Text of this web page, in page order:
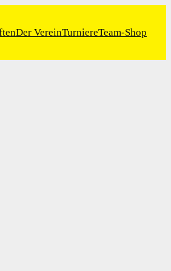
Der VereinTurniereTeam-Shop